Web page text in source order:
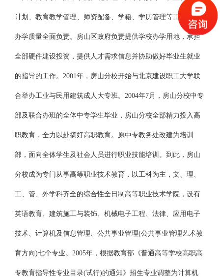
计划、教育教学管理、师资配备、学籍、学历管理等工作，对
办学质量全面负责。房山区政府负责提供学校办学用地，承担
全部硬件建设投资，提供人才需求信息并协助做好毕业生就业
的指导的工作。2001年，房山分校开始与北京建设职工大学联
合举办工业与民用建筑成人大专班。2004年7月，房山分校中专
部及联合办班的全体中专学生毕业，房山分校全部精力投入高
职教育，全力以赴搞好高职教育。原中专教务处改建为培训
部，面向全体学生及社会人员进行职业技能培训。到此，房山
分校成为专门从事高等职业技术教育，以工科为主，文、理、
工、管、外学科齐全的综合性全日制高等职业技术学院，设有
英语教育、建筑施工与装饰、机械电子工程、法律、应用电子
技术、计算机及信息管理、公共事业管理(公共事业管理艺术教
育方向)七个专业。2005年，根据教育部《普通高等学校高职高
专教育指导性专业目录(试行)的通知》招生专业调整为计算机